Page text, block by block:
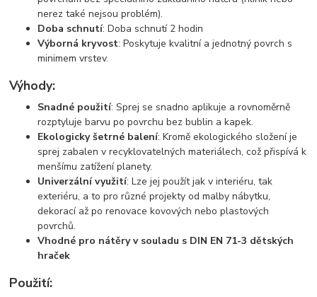
nerez také nejsou problém).
Doba schnutí: Doba schnutí 2 hodin
Výborná kryvost: Poskytuje kvalitní a jednotný povrch s
minimem vrstev.
Výhody:
Snadné použití: Sprej se snadno aplikuje a rovnoměrně
rozptyluje barvu po povrchu bez bublin a kapek.
Ekologicky šetrné balení: Kromě ekologického složení je
sprej zabalen v recyklovatelných materiálech, což přispívá k
menšímu zatížení planety.
Univerzální využití: Lze jej použít jak v interiéru, tak
exteriéru, a to pro různé projekty od malby nábytku,
dekorací až po renovace kovových nebo plastových
povrchů.
Vhodné pro nátěry v souladu s DIN EN 71-3 dětských
hraček
Použití: